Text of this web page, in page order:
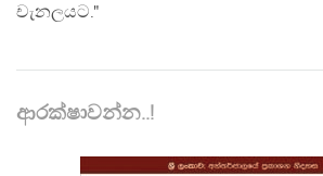
චැනලයට."
ආරක්ෂාවන්න..!